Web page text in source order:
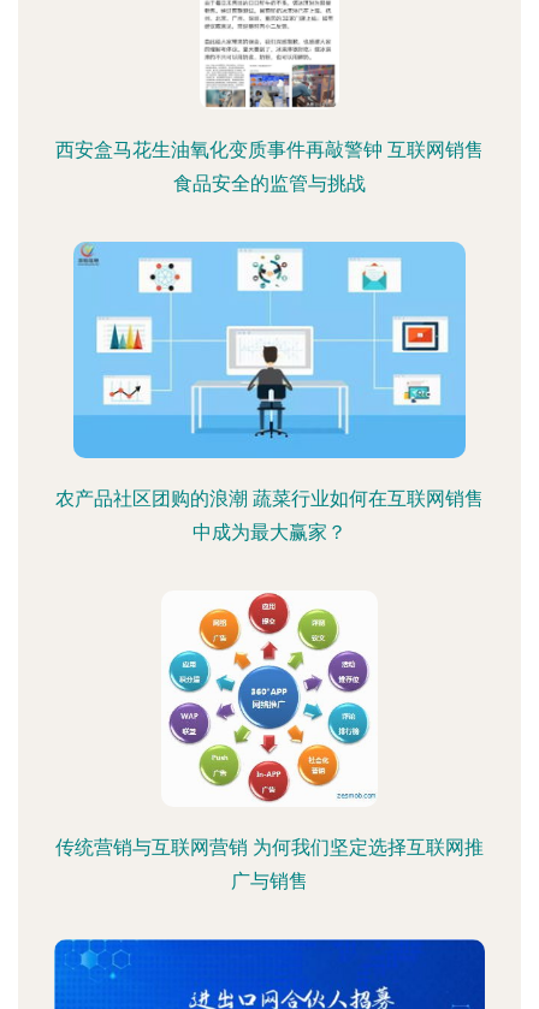
西安盒马花生油氧化变质事件再敲警钟 互联网销售
食品安全的监管与挑战
农产品社区团购的浪潮 蔬菜行业如何在互联网销售
中成为最大赢家？
传统营销与互联网营销 为何我们坚定选择互联网推
广与销售